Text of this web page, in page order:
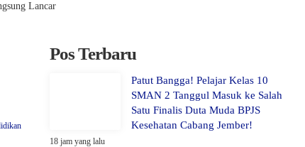
Lancar
Pos Terbaru
Patut Bangga! Pelajar Kelas 10
SMAN 2 Tanggul Masuk ke Salah
Satu Finalis Duta Muda BPJS
Kesehatan Cabang Jember!
18 jam yang lalu